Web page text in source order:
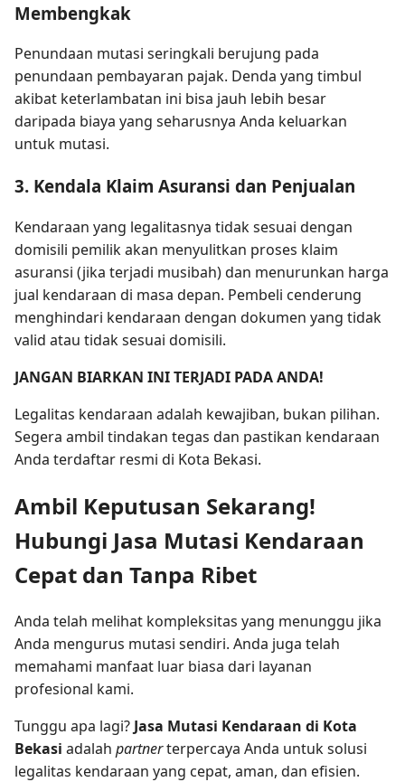
Membengkak
Penundaan mutasi seringkali berujung pada
penundaan pembayaran pajak. Denda yang timbul
akibat keterlambatan ini bisa jauh lebih besar
daripada biaya yang seharusnya Anda keluarkan
untuk mutasi.
3. Kendala Klaim Asuransi dan Penjualan
Kendaraan yang legalitasnya tidak sesuai dengan
domisili pemilik akan menyulitkan proses klaim
asuransi (jika terjadi musibah) dan menurunkan harga
jual kendaraan di masa depan. Pembeli cenderung
menghindari kendaraan dengan dokumen yang tidak
valid atau tidak sesuai domisili.
JANGAN BIARKAN INI TERJADI PADA ANDA!
Legalitas kendaraan adalah kewajiban, bukan pilihan.
Segera ambil tindakan tegas dan pastikan kendaraan
Anda terdaftar resmi di Kota Bekasi.
Ambil Keputusan Sekarang!
Hubungi Jasa Mutasi Kendaraan
Cepat dan Tanpa Ribet
Anda telah melihat kompleksitas yang menunggu jika
Anda mengurus mutasi sendiri. Anda juga telah
memahami manfaat luar biasa dari layanan
profesional kami.
Tunggu apa lagi? Jasa Mutasi Kendaraan di Kota
Bekasi adalah partnerterpercaya Anda untuk solusi
legalitas kendaraan yang cepat, aman, dan efisien.